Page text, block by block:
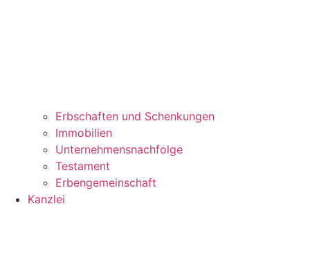
Erbschaften und Schenkungen
Immobilien
Unternehmensnachfolge
Testament
Erbengemeinschaft
Kanzlei